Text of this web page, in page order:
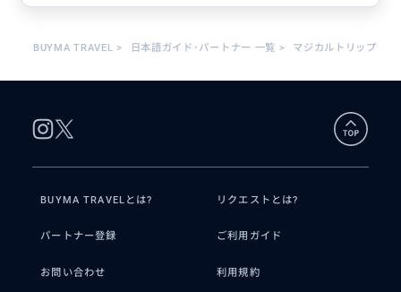
BUYMA TRAVEL > 日本語ガイド･パートナー 一覧 > マジカルトリップ
BUYMA TRAVELとは? リクエストとは?
パートナー登録 ご利用ガイド
お問い合わせ 利用規約